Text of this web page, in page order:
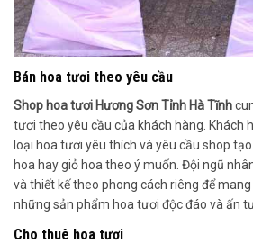
Bán hoa tươi theo yêu cầu
Shop hoa tươi Hương Sơn Tỉnh Hà Tĩnh
tươi theo yêu cầu của khách hàng. Khách
loại hoa tươi yêu thích và yêu cầu shop
hoa hay giỏ hoa theo ý muốn. Đội ngũ
và thiết kế theo phong cách riêng để
những sản phẩm hoa tươi độc đáo và ấn
Cho thuê hoa tươi